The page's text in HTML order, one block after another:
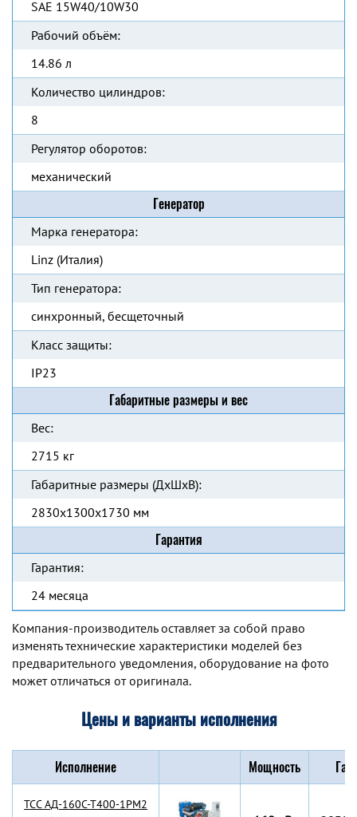
SAE 15W40/10W30
Рабочий объём:
14.86 л
Количество цилиндров:
8
Регулятор оборотов:
механический
Генератор
Марка генератора:
Linz (Италия)
Тип генератора:
синхронный, бесщеточный
Класс защиты:
IP23
Габаритные размеры и вес
Вес:
2715 кг
Габаритные размеры (ДхШхВ):
2830x1300x1730 мм
Гарантия
Гарантия:
24 месяца
Компания-производитель оставляет за собой право
изменять технические характеристики моделей без
предварительного уведомления, оборудование на фото
может отличаться от оригинала.
Цены и варианты исполнения
Исполнение Мощность
TCC АД-160С-Т400-1РМ2